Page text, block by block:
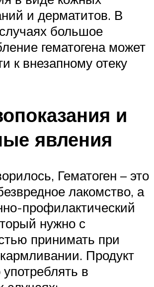
и дерматитов. В
большое
гематогена может
к внезапному отеку
и
явления
Гематоген – это
лакомство, а
профилактический
нужно с
принимать при
Продукт
в